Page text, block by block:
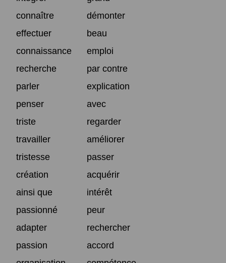
connaître
démonter
effectuer
beau
connaissance
emploi
recherche
par contre
parler
explication
penser
avec
triste
regarder
travailler
améliorer
tristesse
passer
création
acquérir
ainsi que
intérêt
passionné
peur
adapter
rechercher
passion
accord